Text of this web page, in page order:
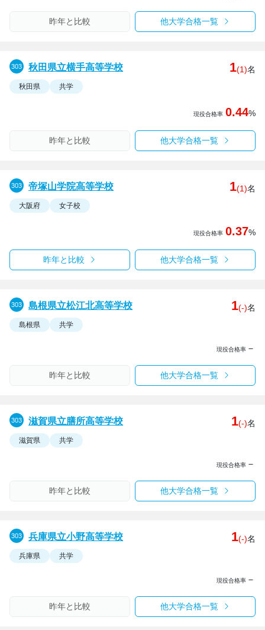
昨年と比較 他大学合格一覧
秋田県立横手高等学校 1(1)名
秋田県 共学
現役合格率 0.44%
昨年と比較 他大学合格一覧
帝塚山学院高等学校 1(1)名
大阪府 女子校
現役合格率 0.37%
昨年と比較 他大学合格一覧
島根県立松江北高等学校 1(-)名
島根県 共学
現役合格率 －
昨年と比較 他大学合格一覧
滋賀県立膳所高等学校 1(-)名
滋賀県 共学
現役合格率 －
昨年と比較 他大学合格一覧
兵庫県立小野高等学校 1(-)名
兵庫県 共学
現役合格率 －
昨年と比較 他大学合格一覧